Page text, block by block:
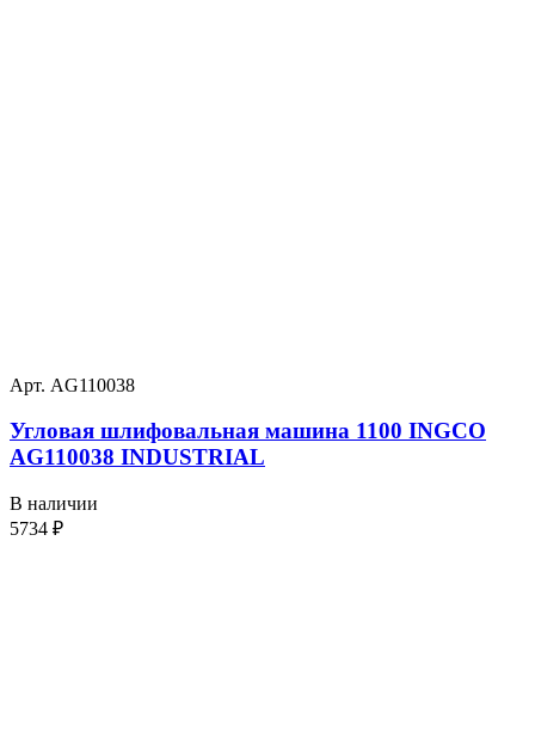
Арт. AG110038
Угловая шлифовальная машина 1100 INGCO
AG110038 INDUSTRIAL
В наличии
5734 ₽